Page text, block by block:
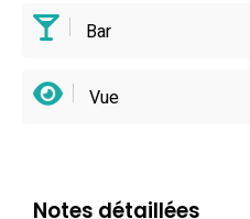
Bar
Vue
Notes détaillées